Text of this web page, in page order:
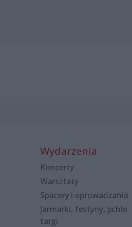
Wydarzenia
Koncerty
Warsztaty
Spacery i oprowadzania
Jarmarki, festyny, pchle
targi